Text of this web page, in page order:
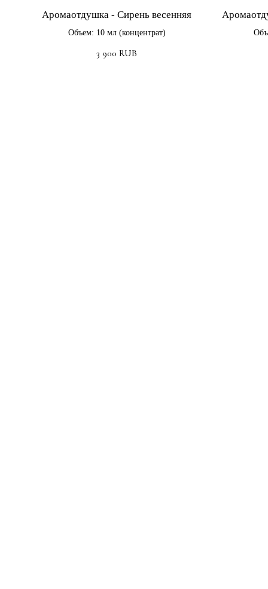
Аромаотдушка - Сирень весенняя
Объем: 10 мл (концентрат)
3 900 RUB